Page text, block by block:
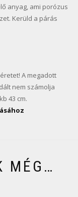
anyag, ami porózus
Kerüld a párás
A megadott
nem számolja
43 cm.
MÉG…